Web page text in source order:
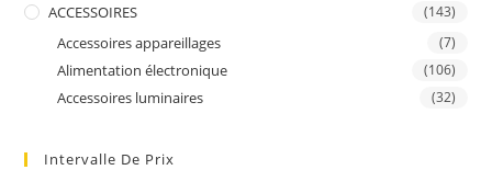
ACCESSOIRES (143)
Accessoires appareillages (7)
Alimentation électronique (106)
Accessoires luminaires (32)
Intervalle De Prix